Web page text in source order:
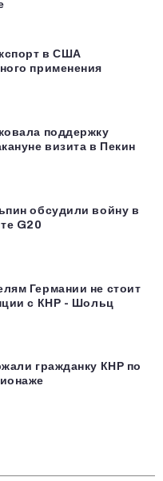
в США
применения
поддержку
визита в Пекин
обсудили войну в
G20
Германии не стоит
с КНР - Шольц
гражданку КНР по